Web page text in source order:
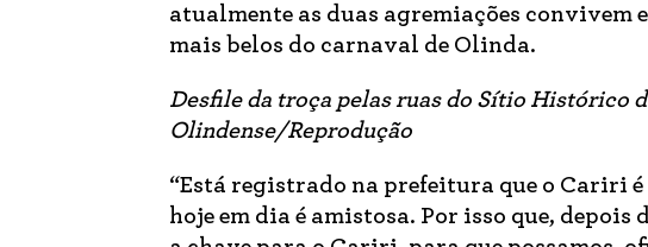
atualmente as duas agremiações convivem
mais belos do carnaval de Olinda.
Desfile da troça pelas ruas do Sítio Histórico
Olindense/Reprodução
“Está registrado na prefeitura que o Cariri
hoje em dia é amistosa. Por isso que,